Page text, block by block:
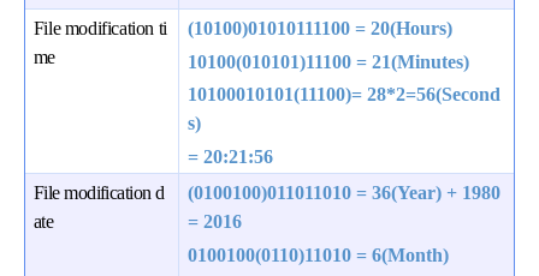
File modification ti
me
(10100)01010111100 = 20(Hours)
10100(010101)11100 = 21(Minutes)
10100010101(11100)= 28*2=56(Second
s)
= 20:21:56
File modification d
ate
(0100100)011011010 = 36(Year) + 1980
= 2016
0100100(0110)11010 = 6(Month)